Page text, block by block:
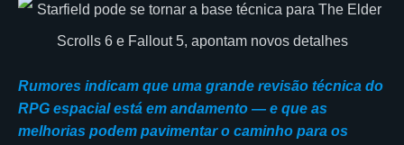
Rumores indicam que uma grande revisão técnica do
RPG espacial está em andamento — e que as
melhorias podem pavimentar o caminho para os